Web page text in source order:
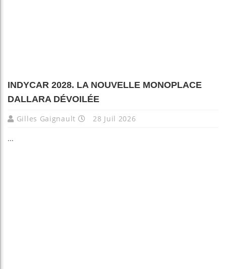
INDYCAR 2028. LA NOUVELLE MONOPLACE
DALLARA DÉVOILÉE
Gilles Gaignault 28 Juil 2026
...